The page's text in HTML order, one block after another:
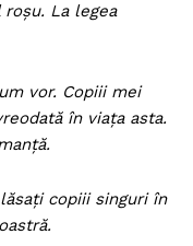
La legea
vor. Copiii mei
în viaţa asta.
copiii singuri în